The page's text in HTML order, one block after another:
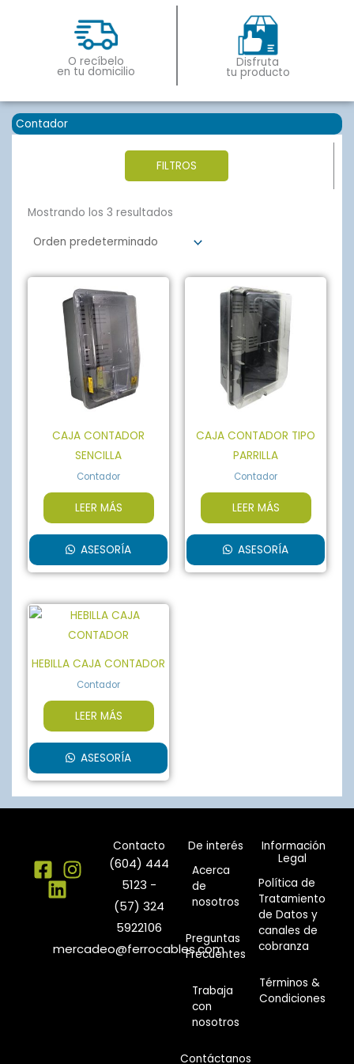
O recíbelo
en tu domicilio
Disfruta
tu producto
Contador
FILTROS
Mostrando los 3 resultados
CAJA CONTADOR
SENCILLA
Contador
LEER MÁS
ASESORÍA
CAJA CONTADOR TIPO
PARRILLA
Contador
LEER MÁS
ASESORÍA
HEBILLA CAJA CONTADOR
Contador
LEER MÁS
ASESORÍA
Contacto
(604) 444
5123 -
(57) 324
5922106
mercadeo@ferrocables.com
De interés
Acerca
de
nosotros
Preguntas
Frecuentes
Trabaja
con
nosotros
Contáctanos
Información
Legal
Política de
Tratamiento
de Datos y
canales de
cobranza
Términos &
Condiciones